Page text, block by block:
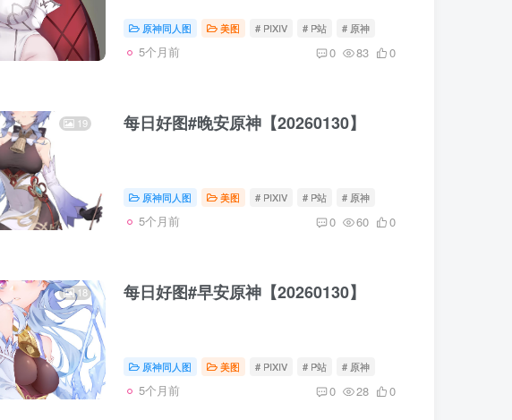
原神同人图 美图 # PIXIV # P站 # 原神
5个月前 0 83 0
19 每日好图#晚安原神【20260130】
原神同人图 美图 # PIXIV # P站 # 原神
5个月前 0 60 0
18 每日好图#早安原神【20260130】
原神同人图 美图 # PIXIV # P站 # 原神
5个月前 0 28 0